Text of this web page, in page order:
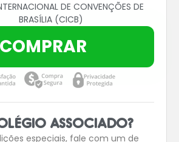
DE CONVENÇÕES DE
BRASÍLIA (CICB)
COMPRAR
ASSOCIADO?
especiais, fale com um de